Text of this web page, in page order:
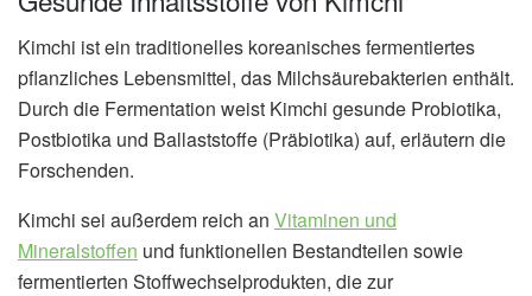
Kimchi ist ein traditionelles koreanisches fermentiertes
pflanzliches Lebensmittel, das Milchsäurebakterien enthält.
Durch die Fermentation weist Kimchi gesunde Probiotika,
Postbiotika und Ballaststoffe (Präbiotika) auf, erläutern die
Forschenden.
Kimchi sei außerdem reich an Vitaminen und
Mineralstoffen und funktionellen Bestandteilen sowie
fermentierten Stoffwechselprodukten, die zur